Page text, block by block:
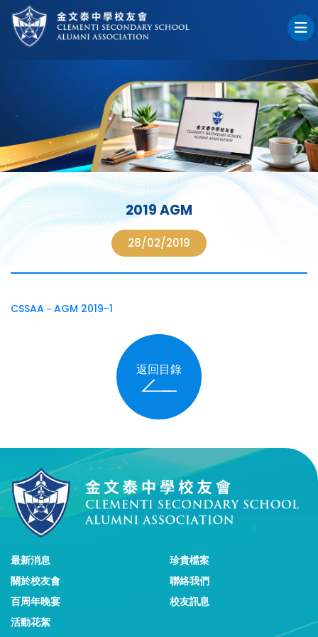
2019 AGM
28/02/2019
CSSAA－AGM 2019-1
返回目錄
最新消息
關於校友會
百周年晚宴
活動花絮
珍貴檔案
聯絡我們
校友訊息